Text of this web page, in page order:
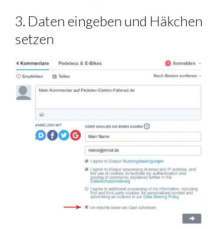
3. Daten eingeben und Häkchen
setzen